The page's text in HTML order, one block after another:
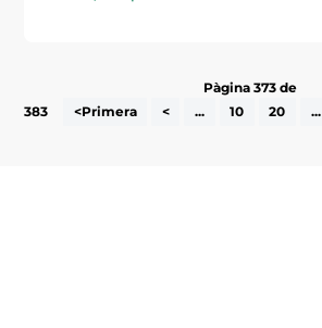
Pàgina 373 de
383
<Primera < ... 10 20 ...